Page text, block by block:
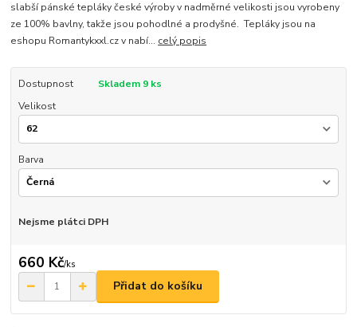
slabší pánské tepláky české výroby v nadměrné velikosti jsou vyrobeny
ze 100% bavlny, takže jsou pohodlné a prodyšné. Tepláky jsou na
eshopu Romantykxxl.cz v nabí... celý popis
Dostupnost
Skladem 9 ks
Velikost
Barva
Nejsme plátci DPH
660 Kč/ks
Přidat do košíku